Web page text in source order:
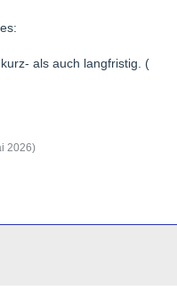
als auch langfristig. (
2026)